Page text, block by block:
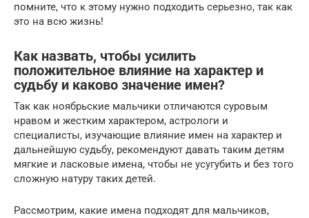
помните, что к этому нужно подходить серьезно, так как
это на всю жизнь!
Как назвать, чтобы усилить
положительное влияние на характер и
судьбу и каково значение имен?
Так как ноябрьские мальчики отличаются суровым
нравом и жестким характером, астрологи и
специалисты, изучающие влияние имен на характер и
дальнейшую судьбу, рекомендуют давать таким детям
мягкие и ласковые имена, чтобы не усугубить и без того
сложную натуру таких детей.
Рассмотрим, какие имена подходят для мальчиков,